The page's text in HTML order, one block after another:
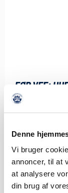
Denne
Vi bruger
annoncer, til at
at analysere
din brug af
FØR VFF:
TIL JUBEL I
slag, når Viborg
LÆS MERE